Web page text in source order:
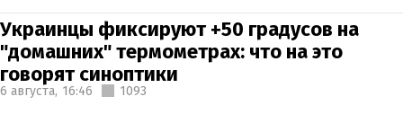
Украинцы фиксируют +50 градусов на
"домашних" термометрах: что на это
говорят синоптики
6 августа, 16:46 1093